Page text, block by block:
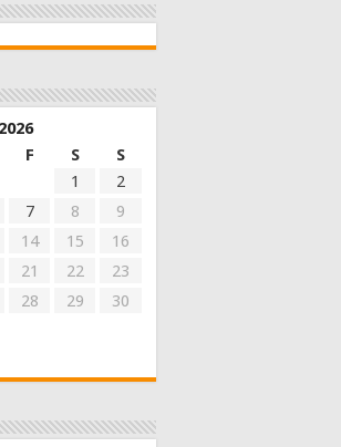
F S
S
1
2
7 8
9
14 15
16
21 22
23
28 29
30